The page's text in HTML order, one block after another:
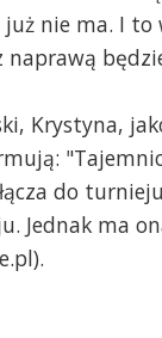
nie ma. I to
naprawą
Krystyna,
do
Jednak ma